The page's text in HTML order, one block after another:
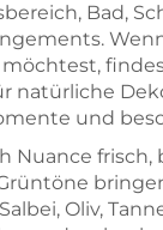
Bad,
natürliche
und
Nuance
Oliv,